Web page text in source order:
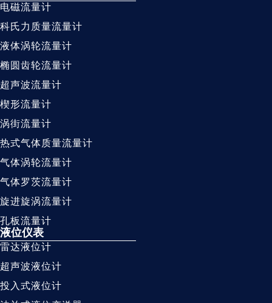
电磁流量计
科氏力质量流量计
液体涡轮流量计
椭圆齿轮流量计
超声波流量计
楔形流量计
涡街流量计
热式气体质量流量计
气体涡轮流量计
气体罗茨流量计
旋进旋涡流量计
孔板流量计
液位仪表
雷达液位计
超声波液位计
投入式液位计